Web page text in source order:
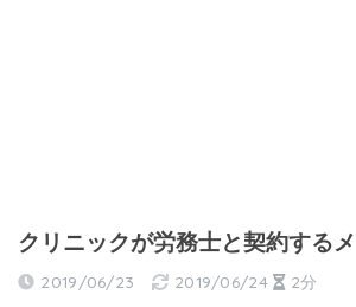
クリニックが労務士と契約する
2019/06/23 2019/06/24 2分